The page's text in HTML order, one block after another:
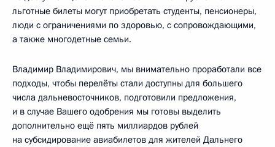
льготные билеты могут приобретать студенты, пенсионеры,
люди с ограничениями по здоровью, с сопровождающими,
а также многодетные семьи.
Владимир Владимирович, мы внимательно проработали все
подходы, чтобы перелёты стали доступны для большего
числа дальневосточников, подготовили предложения,
и в случае Вашего одобрения мы готовы выделить
дополнительно ещё пять миллиардов рублей
на субсидирование авиабилетов для жителей Дальнего